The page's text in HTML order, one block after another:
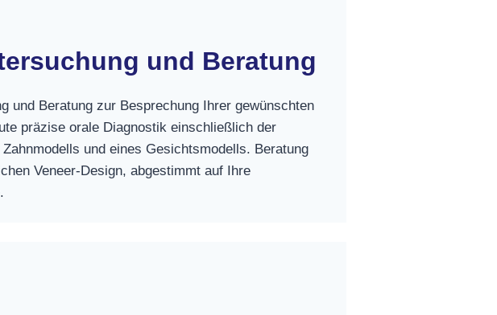
und Beratung
und Beratung zur Besprechung Ihrer gewünschten
präzise orale Diagnostik einschließlich der
und eines Gesichtsmodells. Beratung
Veneer-Design, abgestimmt auf Ihre